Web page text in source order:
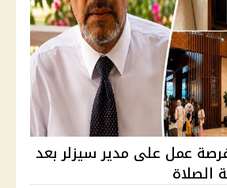
عمل على مدير سيزلر بعد